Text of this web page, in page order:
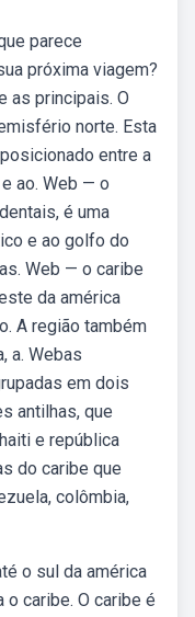
parece
próxima viagem?
as principais. O
norte. Esta
entre a
ao. Web — o
é uma
e ao golfo do
Web — o caribe
da américa
A região também
a. Webas
em dois
antilhas, que
e república
do caribe que
colômbia,
o sul da américa
o caribe. O caribe é